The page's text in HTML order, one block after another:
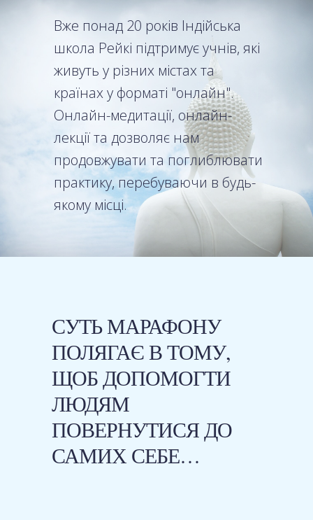
Вже понад 20 років Індійська
школа Рейкі підтримує учнів, які
живуть у різних містах та
країнах у форматі "онлайн".
Онлайн-медитації, онлайн-
лекції та дозволяє нам
продовжувати та поглиблювати
практику, перебуваючи в будь-
якому місці.
СУТЬ МАРАФОНУ
ПОЛЯГАЄ В ТОМУ,
ЩОБ ДОПОМОГТИ
ЛЮДЯМ
ПОВЕРНУТИСЯ ДО
САМИХ СЕБЕ…